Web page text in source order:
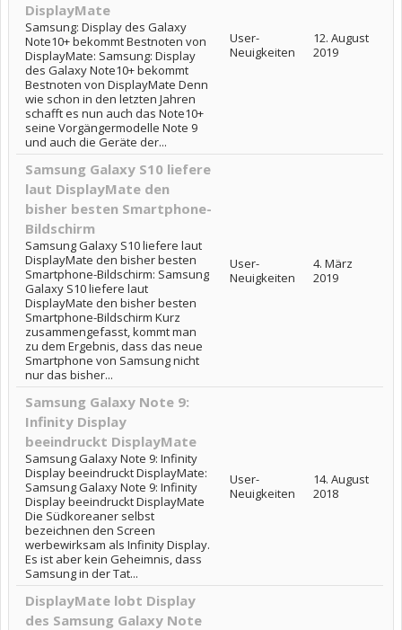
DisplayMate
Samsung: Display des Galaxy
Note10+ bekommt Bestnoten von
DisplayMate: Samsung: Display
des Galaxy Note10+ bekommt
Bestnoten von DisplayMate Denn
wie schon in den letzten Jahren
schafft es nun auch das Note10+
seine Vorgängermodelle Note 9
und auch die Geräte der...
User-
Neuigkeiten
12. August
2019
Samsung Galaxy S10 liefere
laut DisplayMate den
bisher besten Smartphone-
Bildschirm
Samsung Galaxy S10 liefere laut
DisplayMate den bisher besten
Smartphone-Bildschirm: Samsung
Galaxy S10 liefere laut
DisplayMate den bisher besten
Smartphone-Bildschirm Kurz
zusammengefasst, kommt man
zu dem Ergebnis, dass das neue
Smartphone von Samsung nicht
nur das bisher...
User-
Neuigkeiten
4. März
2019
Samsung Galaxy Note 9:
Infinity Display
beeindruckt DisplayMate
Samsung Galaxy Note 9: Infinity
Display beeindruckt DisplayMate:
Samsung Galaxy Note 9: Infinity
Display beeindruckt DisplayMate
Die Südkoreaner selbst
bezeichnen den Screen
werbewirksam als Infinity Display.
Es ist aber kein Geheimnis, dass
Samsung in der Tat...
User-
Neuigkeiten
14. August
2018
DisplayMate lobt Display
des Samsung Galaxy Note